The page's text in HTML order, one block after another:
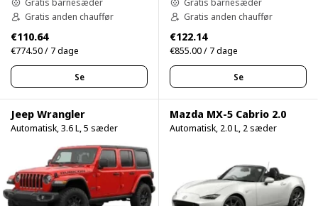
Gratis anden chauffør
€110.64
€774.50 / 7 dage
Se
Gratis anden chauffør
€122.14
€855.00 / 7 dage
Se
Jeep Wrangler
Automatisk, 3.6 L, 5 sæder
Mazda MX-5 Cabrio 2.0
Automatisk, 2.0 L, 2 sæder